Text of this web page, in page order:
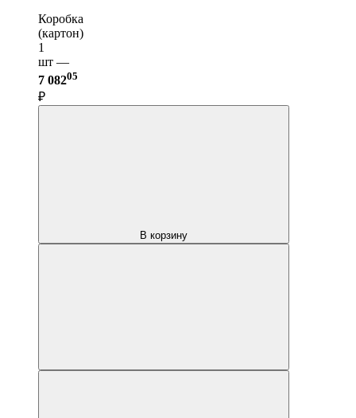
Коробка
(картон)
1
шт —
7 08205
₽
В корзину